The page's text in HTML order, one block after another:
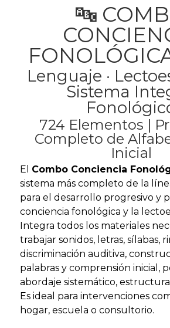
🔤
Lenguaje ·
Sistema
724 Elementos |
Completo de
Inicial
El Combo Conciencia
sistema más completo de la
para el desarrollo progresivo y
conciencia fonológica y la
Integra todos los materiales
trabajar sonidos, letras, sílabas,
discriminación auditiva,
palabras y comprensión inicial,
abordaje sistemático,
Es ideal para intervenciones
hogar, escuela o consultorio.